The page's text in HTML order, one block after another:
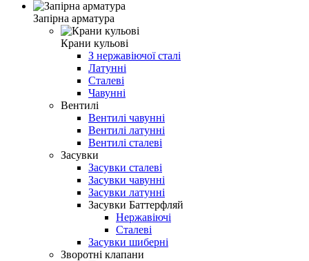
Запірна арматура
Крани кульові
З нержавіючої сталі
Латунні
Сталеві
Чавунні
Вентилі
Вентилі чавунні
Вентилі латунні
Вентилі сталеві
Засувки
Засувки сталеві
Засувки чавунні
Засувки латунні
Засувки Баттерфляй
Нержавіючі
Сталеві
Засувки шиберні
Зворотні клапани